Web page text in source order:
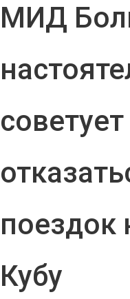
МИД
советует
поездок
Кубу